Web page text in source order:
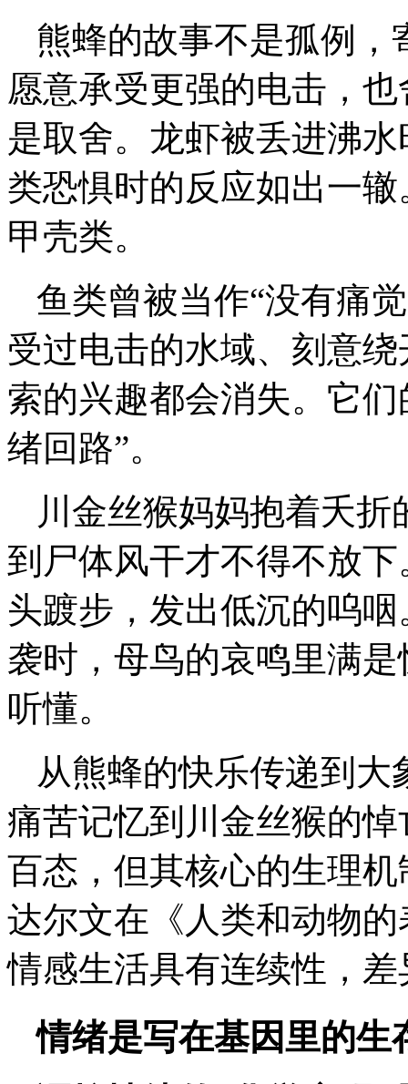
熊蜂的故事不是孤例
愿意承受更强的电击，
是取舍。龙虾被丢进沸
类恐惧时的反应如出一
甲壳类。
鱼类曾被当作“没有痛
受过电击的水域、刻意
索的兴趣都会消失。它
绪回路”。
川金丝猴妈妈抱着夭
到尸体风干才不得不放
头踱步，发出低沉的呜
袭时，母鸟的哀鸣里满
听懂。
从熊蜂的快乐传递到
痛苦记忆到川金丝猴的
百态，但其核心的生理
达尔文在《人类和动物
情感生活具有连续性，
情绪是写在基因里的生